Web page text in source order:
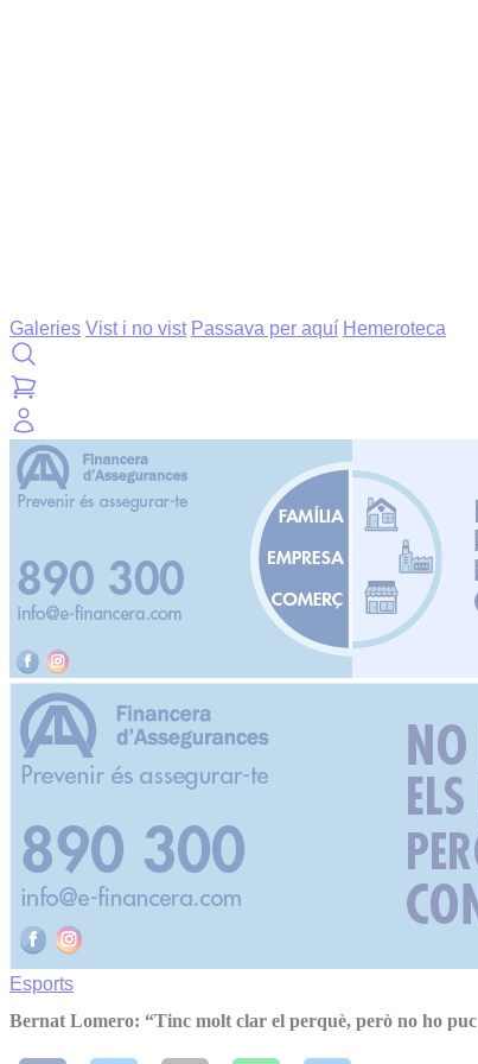
Galeries Vist i no vist Passava per aquí Hemeroteca
Esports
Bernat Lomero: “Tinc molt clar el perquè, però no ho